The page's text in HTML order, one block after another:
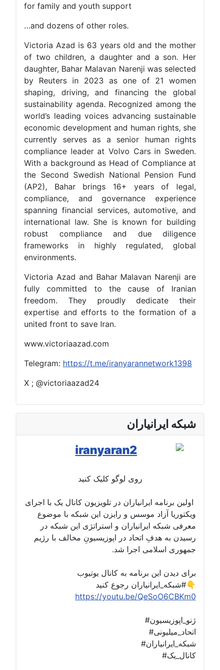
for family and youth support
…and dozens of other roles.
Victoria Azad is 63 years old and the mother
of two children, a daughter and a son. Her
daughter, Bahar Malavan Narenji was selected
by Reuters in 2023 as one of 21 women
shaping, driving, and financing the global
sustainability agenda. Recognized among the
world’s leading voices advancing sustainable
economic development and human rights, she
currently serves as a senior human rights
compliance leader at Volvo Cars in Sweden.
With a background as Head of Compliance at
the Second Swedish National Pension Fund
(AP2), Bahar brings 16+ years of legal,
compliance, and governance experience
spanning financial services, automotive, and
international law. She is known for building
robust compliance and due diligence
frameworks in highly regulated, global
environments.
Victoria Azad and Bahar Malavan Narenji are
fully committed to the cause of Iranian
freedom. They proudly dedicate their
expertise and efforts to the formation of a
united front to save Iran.
www.victoriaazad.com
Telegram: https://t.me/iranyarannetwork1398
X ; @victoriaazad24
شبکه ایرانیاران
روی لوگو کلیک کنید
اولین برنامه ایرانیاران در تلویزیون کانال یک با اجرای
ویکتوریا آزاد موسس و رایزن این شبکه با موضوع
معرفی شبکه ایرانیاران و استراتژی این شبکه در
رسیدن به هدفِ اتحاد در اپوزیسیونِ مخالف با رژیم
جمهوری اسلامی اجرا شد.
برای دیدن این برنامه به کانال یوتیوب
#شبکه_ایرانیاران رجوع کنید👇
https://youtu.be/QeSoO6CBKm0
#ژنو_اپوزیسیون
#اتحاد_میلیونی
#شبکه_ایرانیاران
#کانال_یک